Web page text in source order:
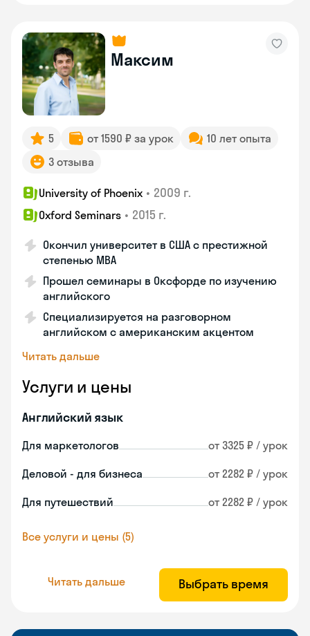
Максим
5 от 1590 ₽ за урок
10 лет опыта
3 отзыва
University of Phoenix • 2009 г.
Oxford Seminars • 2015 г.
Окончил университет в США с престижной
степенью MBA
Прошел семинары в Оксфорде по изучению
английского
Специализируется на разговорном
английском с американским акцентом
Читать дальше
Услуги и цены
Английский язык
Для маркетологов от 3325 ₽ / урок
Деловой - для бизнеса от 2282 ₽ / урок
Для путешествий от 2282 ₽ / урок
Все услуги и цены (5)
Читать дальше Выбрать время